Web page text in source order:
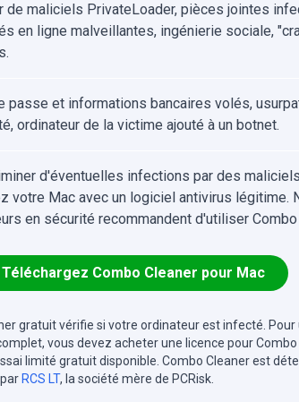
de maliciels PrivateLoader, pièces jointes
en ligne malveillantes, ingénierie sociale,
passe et informations bancaires volés,
ordinateur de la victime ajouté à un botnet.
d'éventuelles infections par des
votre Mac avec un logiciel antivirus légitime.
en sécurité recommandent d'utiliser Combo
Téléchargez Combo Cleaner pour Mac
gratuit vérifie si votre ordinateur est infecté. Pour
vous devez acheter une licence pour Combo
limité gratuit disponible. Combo Cleaner est
RCS LT, la société mère de PCRisk.